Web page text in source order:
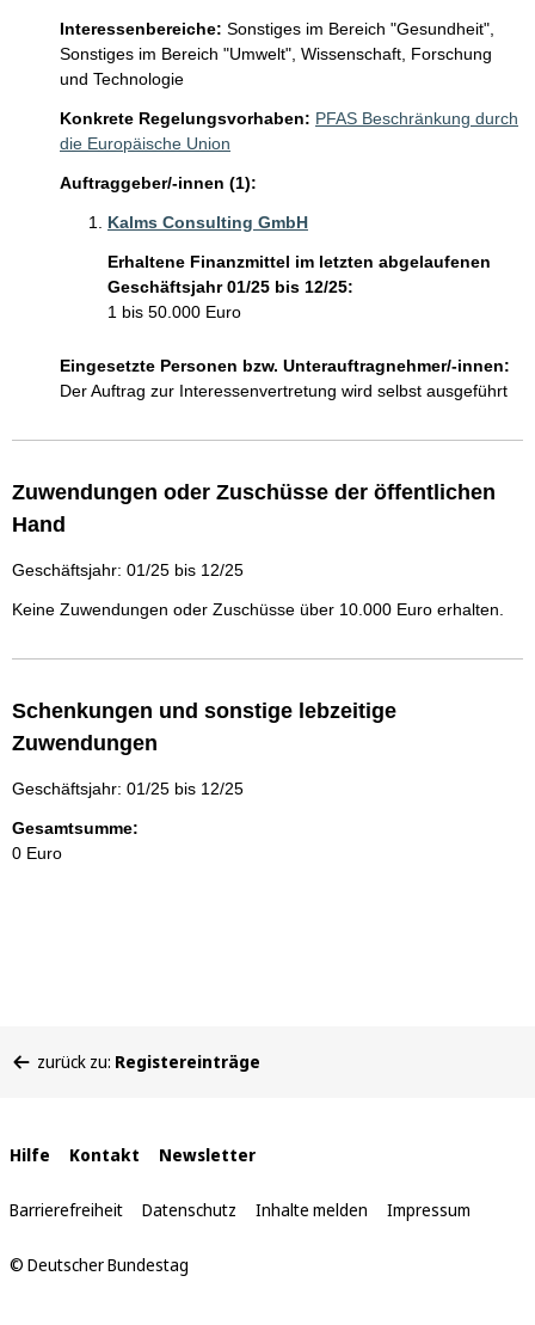
Interessenbereiche: Sonstiges im Bereich "Gesundheit",
Sonstiges im Bereich "Umwelt", Wissenschaft, Forschung
und Technologie
Konkrete Regelungsvorhaben: PFAS Beschränkung durch
die Europäische Union
Auftraggeber/-innen (1):
Kalms Consulting GmbH
Erhaltene Finanzmittel im letzten abgelaufenen
Geschäftsjahr 01/25 bis 12/25:
1 bis 50.000 Euro
Eingesetzte Personen bzw. Unterauftragnehmer/-innen:
Der Auftrag zur Interessenvertretung wird selbst ausgeführt
Zuwendungen oder Zuschüsse der öffentlichen
Hand
Geschäftsjahr: 01/25 bis 12/25
Keine Zuwendungen oder Zuschüsse über 10.000 Euro erhalten.
Schenkungen und sonstige lebzeitige
Zuwendungen
Geschäftsjahr: 01/25 bis 12/25
Gesamtsumme:
0 Euro
befinden
zurück zu: Registereinträge
Interne
Links
Hilfe Kontakt Newsletter
Barrierefreiheit Datenschutz Inhalte melden Impressum
© Deutscher Bundestag